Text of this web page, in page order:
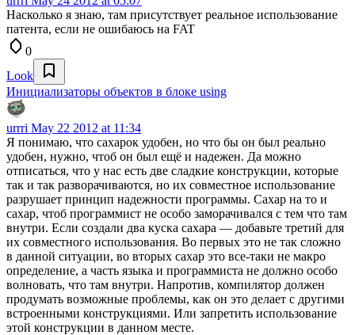
Насколько я знаю, там присутствует реальное использование
патента, если не ошибаюсь на FAT
0
Look
Инициализаторы объектов в блоке using
urrri May 22 2012 at 11:34
Я понимаю, что сахарок удобен, но что бы он был реально
удобен, нужно, чтоб он был ещё и надежен. Да можно
отписаться, что у нас есть две сладкие конструкции, которые
так и так разворачиваются, но их совместное использование
разрушает принцип надежности программы. Сахар на то и
сахар, чтоб программист не особо заморачивался с тем что там
внутри. Если создали два куска сахара — добавьте третий для
их совместного использования. Во первых это не так сложно
в данной ситуации, во вторых сахар это все-таки не макро
определение, а часть языка и программиста не должно особо
волновать, что там внутри. Напротив, компилятор должен
продумать возможные проблемы, как он это делает с другими
встроенными конструкциями. Или запретить использование
этой конструкции в данном месте.